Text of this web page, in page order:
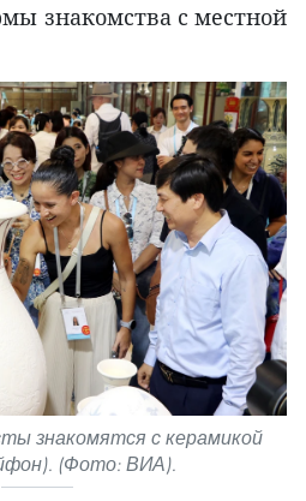
знакомства с местной
знакомятся с керамикой
(Фото: ВИА).